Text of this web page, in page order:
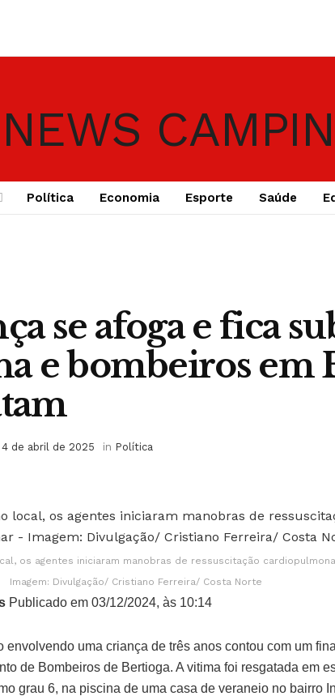
Política Economia Esporte Saúde
se afoga e fica
e bombeiros em
4 de abril de 2025 in Política
os agentes iniciaram manobras de ressuscitação
Imagem: Divulgação/ Cristiano Ferreira/ Costa Norte
Publicado em 03/12/2024, às 10:14
envolvendo uma criança de três anos contou com um
de Bombeiros de Bertioga. A vitima foi resgatada em
grau 6, na piscina de uma casa de veraneio no bairro